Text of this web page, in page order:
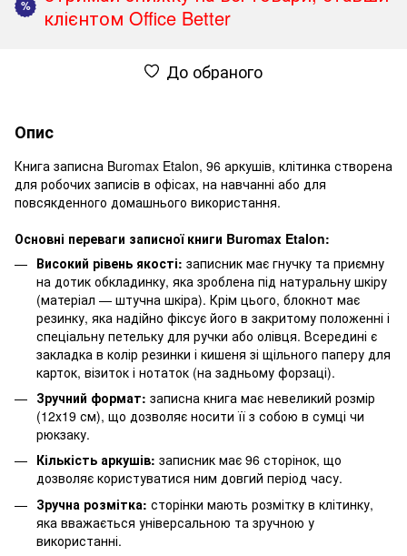
%
клієнтом Office Better
До обраного
Опис
Книга записна Buromax Etalon, 96 аркушів, клітинка створена
для робочих записів в офісах, на навчанні або для
повсякденного домашнього використання.
Основні переваги записної книги Buromax Etalon:
Високий рівень якості: записник має гнучку та приємну
на дотик обкладинку, яка зроблена під натуральну шкіру
(матеріал — штучна шкіра). Крім цього, блокнот має
резинку, яка надійно фіксує його в закритому положенні і
спеціальну петельку для ручки або олівця. Всередині є
закладка в колір резинки і кишеня зі щільного паперу для
карток, візиток і нотаток (на задньому форзаці).
Зручний формат: записна книга має невеликий розмір
(12х19 см), що дозволяє носити її з собою в сумці чи
рюкзаку.
Кількість аркушів: записник має 96 сторінок, що
дозволяє користуватися ним довгий період часу.
Зручна розмітка: сторінки мають розмітку в клітинку,
яка вважається універсальною та зручною у
використанні.